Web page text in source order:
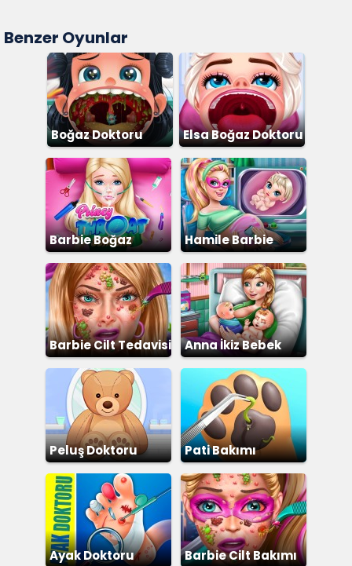
Benzer Oyunlar
Boğaz Doktoru Elsa Boğaz Doktoru
Barbie Boğaz
Ameliyatı
Hamile Barbie
Barbie Cilt Tedavisi
Anna İkiz Bebek
Doğumu
Peluş Doktoru Pati Bakımı
Ayak Doktoru Barbie Cilt Bakımı